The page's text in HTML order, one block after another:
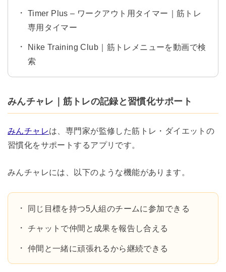
Timer Plus – ワークアウト用タイマー｜筋トレ
専用タイマー
Nike Training Club｜筋トレメニューを動画で検
索
みんチャレ｜筋トレの記録と習慣化サポート
みんチャレは、専門家が監修した筋トレ・ダイエットの
習慣化をサポートするアプリです。
みんチャレには、以下のような機能があります。
同じ目標を持つ5人組のチームに参加できる
チャットで仲間と成果を報告し合える
仲間と一緒に頑張れるから継続できる